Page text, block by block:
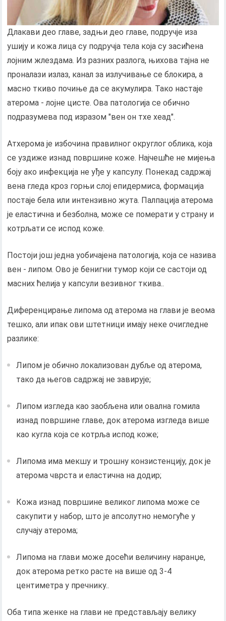
Длакави део главе, задњи део главе, подручје иза
ушију и кожа лица су подручја тела која су засићена
лојним жлездама. Из разних разлога, њихова тајна не
проналази излаз, канал за излучивање се блокира, а
масно ткиво почиње да се акумулира. Тако настаје
атерома - лојне цисте. Ова патологија се обично
подразумева под изразом "вен он тхе хеад".
Атхерома је избочина правилног округлог облика, која
се уздиже изнад површине коже. Најчешће не мијења
боју ако инфекција не уђе у капсулу. Понекад садржај
вена гледа кроз горњи слој епидермиса, формација
постаје бела или интензивно жута. Палпација атерома
је еластична и безболна, може се померати у страну и
котрљати се испод коже.
Постоји још једна уобичајена патологија, која се назива
вен - липом. Ово је бенигни тумор који се састоји од
масних ћелија у капсули везивног ткива..
Диференцирање липома од атерома на глави је веома
тешко, али ипак ови штетници имају неке очигледне
разлике:
Липом је обично локализован дубље од атерома,
тако да његов садржај не завирује;
Липом изгледа као заобљена или овална гомила
изнад површине главе, док атерома изгледа више
као кугла која се котрља испод коже;
Липома има мекшу и трошну конзистенцију, док је
атерома чврста и еластична на додир;
Кожа изнад површине великог липома може се
сакупити у набор, што је апсолутно немогуће у
случају атерома;
Липома на глави може досећи величину наранџе,
док атерома ретко расте на више од 3-4
центиметра у пречнику..
Оба типа женке на глави не представљају велику